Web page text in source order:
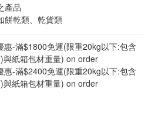
產品
餅乾類、乾貨類
惠-滿$1800免運(限重20kg以下:包含
與紙箱包材重量) on order
惠-滿$2400免運(限重20kg以下:包含
與紙箱包材重量) on order